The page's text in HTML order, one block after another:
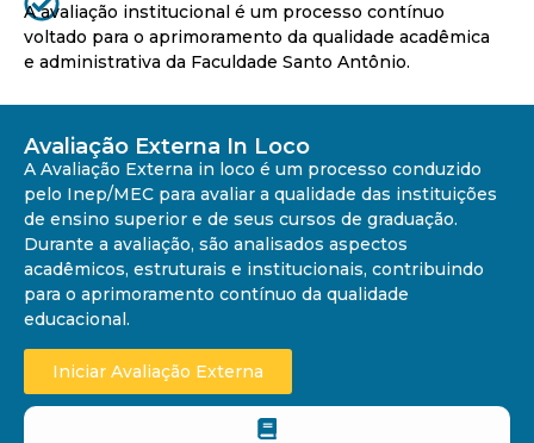
A avaliação institucional é um processo contínuo
voltado para o aprimoramento da qualidade acadêmica
e administrativa da Faculdade Santo Antônio.
Avaliação Externa In Loco
A Avaliação Externa in loco é um processo conduzido
pelo Inep/MEC para avaliar a qualidade das instituições
de ensino superior e de seus cursos de graduação.
Durante a avaliação, são analisados aspectos
acadêmicos, estruturais e institucionais, contribuindo
para o aprimoramento contínuo da qualidade
educacional.
Iniciar Avaliação Externa